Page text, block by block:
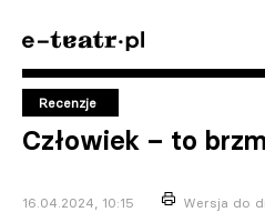
Recenzje
Człowiek – to
16.04.2024, 10:15 Wersja do